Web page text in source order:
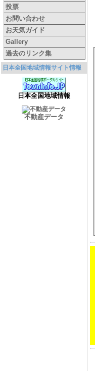
投票
お問い合わせ
お天気ガイド
Gallery
過去のリンク集
日本全国地域情報サイト情報
日本全国地域情報
不動産データ